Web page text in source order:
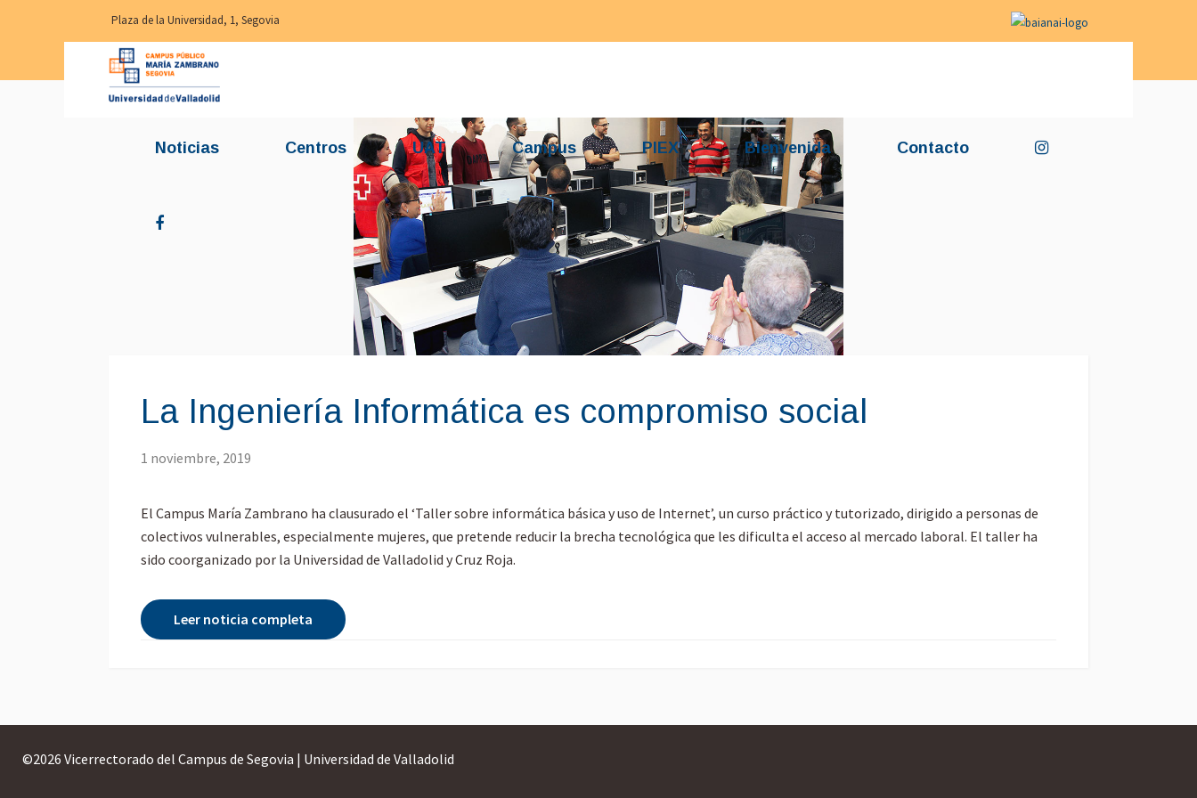
Plaza de la Universidad, 1, Segovia
Noticias Centros UAT Campus PIEX Bienvenida Contacto
La Ingeniería Informática es compromiso social
1 noviembre, 2019
El Campus María Zambrano ha clausurado el ‘Taller sobre informática básica y uso de Internet’, un curso práctico y tutorizado, dirigido a personas de
colectivos vulnerables, especialmente mujeres, que pretende reducir la brecha tecnológica que les dificulta el acceso al mercado laboral. El taller ha
sido coorganizado por la Universidad de Valladolid y Cruz Roja.
Leer noticia completa
©2026 Vicerrectorado del Campus de Segovia | Universidad de Valladolid